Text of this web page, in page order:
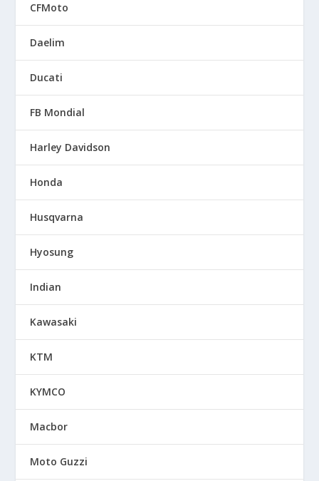
CFMoto
Daelim
Ducati
FB Mondial
Harley Davidson
Honda
Husqvarna
Hyosung
Indian
Kawasaki
KTM
KYMCO
Macbor
Moto Guzzi